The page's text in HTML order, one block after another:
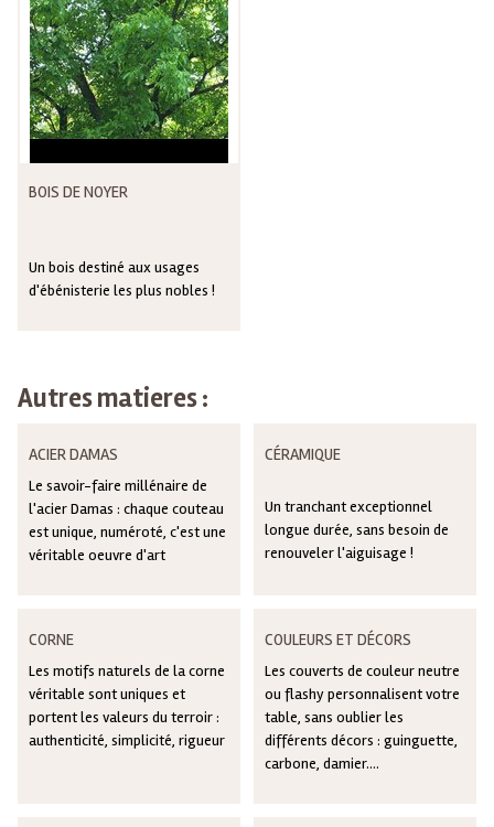
BOIS DE NOYER
Un bois destiné aux usages
d'ébénisterie les plus nobles !
Autres matieres :
ACIER DAMAS
Le savoir-faire millénaire de
l'acier Damas : chaque couteau
est unique, numéroté, c'est une
véritable oeuvre d'art
CÉRAMIQUE
Un tranchant exceptionnel
longue durée, sans besoin de
renouveler l'aiguisage !
CORNE
Les motifs naturels de la corne
véritable sont uniques et
portent les valeurs du terroir :
authenticité, simplicité, rigueur
COULEURS ET DÉCORS
Les couverts de couleur neutre
ou flashy personnalisent votre
table, sans oublier les
différents décors : guinguette,
carbone, damier....